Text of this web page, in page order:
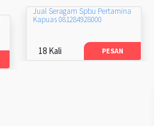
Jual Seragam Spbu Pertamina
Kapuas 081284928000
18 Kali PESAN